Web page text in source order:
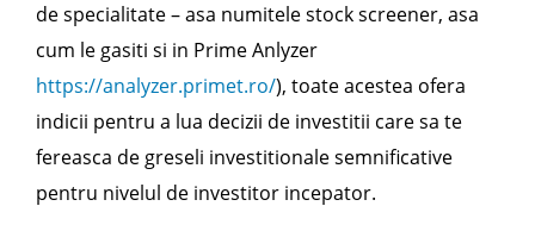
de specialitate – asa numitele stock screener, asa
cum le gasiti si in Prime Anlyzer
https://analyzer.primet.ro/), toate acestea ofera
indicii pentru a lua decizii de investitii care sa te
fereasca de greseli investitionale semnificative
pentru nivelul de investitor incepator.